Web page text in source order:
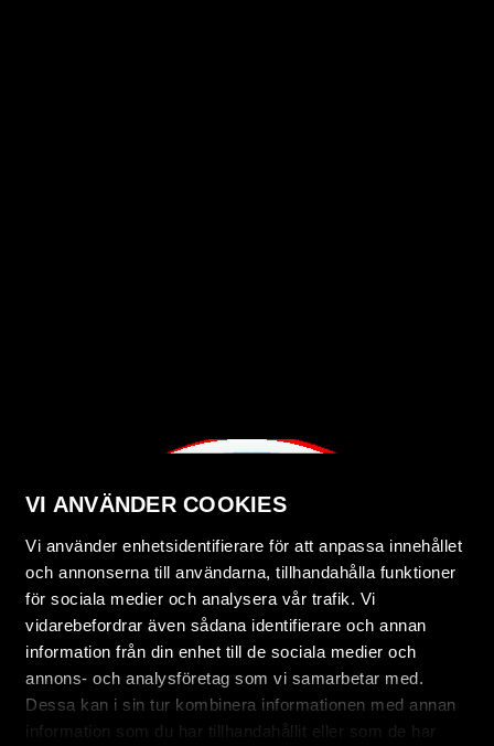
VI ANVÄNDER COOKIES
Vi använder enhetsidentifierare för att anpassa innehållet
och annonserna till användarna, tillhandahålla funktioner
för sociala medier och analysera vår trafik. Vi
vidarebefordrar även sådana identifierare och annan
information från din enhet till de sociala medier och
annons- och analysföretag som vi samarbetar med.
Dessa kan i sin tur kombinera informationen med annan
information som du har tillhandahållit eller som de har